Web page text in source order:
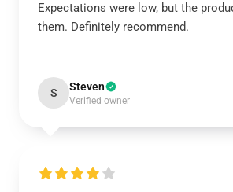
Expectations were low, but the
them. Definitely recommend.
S Steven
Verified owner